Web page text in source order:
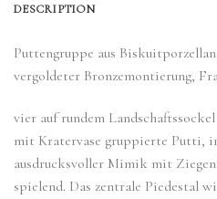
DESCRIPTION
Puttengruppe aus
vergoldeter Bronzemontierung,
vier auf rundem
mit Kratervase gruppierte Putti,
ausdrucksvoller Mimik mit
spielend. Das zentrale Piedestal